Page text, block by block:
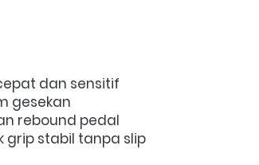
dan sensitif
gesekan
rebound pedal
stabil tanpa slip